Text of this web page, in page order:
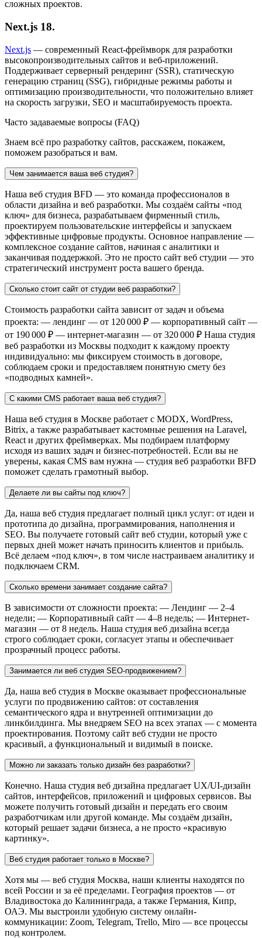
сложных проектов.
Next.js 18.
Next.js — современный React-фреймворк для разработки
высокопроизводительных сайтов и веб-приложений.
Поддерживает серверный рендеринг (SSR), статическую
генерацию страниц (SSG), гибридные режимы работы и
оптимизацию производительности, что положительно влияет
на скорость загрузки, SEO и масштабируемость проекта.
Часто задаваемые вопросы (FAQ)
Знаем всё про разработку сайтов, расскажем, покажем,
поможем разобраться и вам.
Чем занимается ваша веб студия?
Наша веб студия BFD — это команда профессионалов в
области дизайна и веб разработки. Мы создаём сайты «под
ключ» для бизнеса, разрабатываем фирменный стиль,
проектируем пользовательские интерфейсы и запускаем
эффективные цифровые продукты. Основное направление —
комплексное создание сайтов, начиная с аналитики и
заканчивая поддержкой. Это не просто сайт веб студии — это
стратегический инструмент роста вашего бренда.
Сколько стоит сайт от студии веб разработки?
Стоимость разработки сайта зависит от задач и объема
проекта: — лендинг — от 120 000 ₽ — корпоративный сайт —
от 190 000 ₽ — интернет-магазин — от 320 000 ₽ Наша студия
веб разработки из Москвы подходит к каждому проекту
индивидуально: мы фиксируем стоимость в договоре,
соблюдаем сроки и предоставляем понятную смету без
«подводных камней».
С какими CMS работает ваша веб студия?
Наша веб студия в Москве работает с MODX, WordPress,
Bitrix, а также разрабатывает кастомные решения на Laravel,
React и других фреймверках. Мы подбираем платформу
исходя из ваших задач и бизнес-потребностей. Если вы не
уверены, какая CMS вам нужна — студия веб разработки BFD
поможет сделать грамотный выбор.
Делаете ли вы сайты под ключ?
Да, наша веб студия предлагает полный цикл услуг: от идеи и
прототипа до дизайна, программирования, наполнения и
SEO. Вы получаете готовый сайт веб студии, который уже с
первых дней может начать приносить клиентов и прибыль.
Всё делаем «под ключ», в том числе настраиваем аналитику и
подключаем CRM.
Сколько времени занимает создание сайта?
В зависимости от сложности проекта: — Лендинг — 2–4
недели; — Корпоративный сайт — 4–8 недель; — Интернет-
магазин — от 8 недель. Наша студия веб дизайна всегда
строго соблюдает сроки, согласует этапы и обеспечивает
прозрачный процесс работы.
Занимается ли веб студия SEO-продвижением?
Да, наша веб студия в Москве оказывает профессиональные
услуги по продвижению сайтов: от составления
семантического ядра и внутренней оптимизации до
линкбилдинга. Мы внедряем SEO на всех этапах — с момента
проектирования. Поэтому сайт веб студии не просто
красивый, а функциональный и видимый в поиске.
Можно ли заказать только дизайн без разработки?
Конечно. Наша студия веб дизайна предлагает UX/UI-дизайн
сайтов, интерфейсов, приложений и цифровых сервисов. Вы
можете получить готовый дизайн и передать его своим
разработчикам или другой команде. Мы создаём дизайн,
который решает задачи бизнеса, а не просто «красивую
картинку».
Веб студия работает только в Москве?
Хотя мы — веб студия Москва, наши клиенты находятся по
всей России и за её пределами. География проектов — от
Владивостока до Калининграда, а также Германия, Кипр,
ОАЭ. Мы выстроили удобную систему онлайн-
коммуникации: Zoom, Telegram, Trello, Miro — все процессы
под контролем.